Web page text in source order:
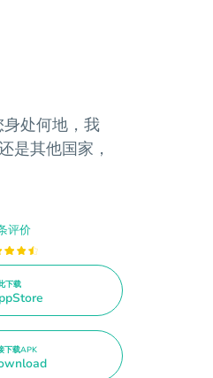
处何地，我
是其他国家，
评价
下载
下载APK